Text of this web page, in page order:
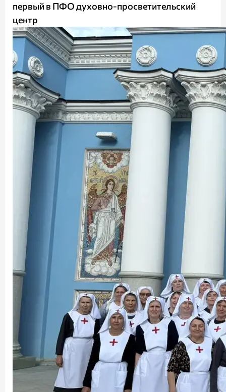
первый в ПФО духовно-просветительский
центр